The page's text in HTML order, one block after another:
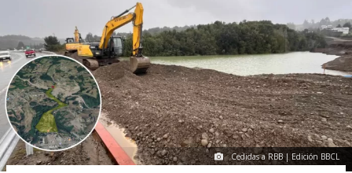
Cedidas a RBB | Edición BBCL